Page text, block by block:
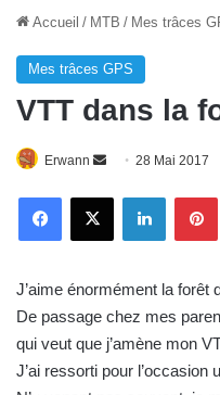
Accueil / MTB / Mes trâces
Mes trâces GPS
VTT dans la
Erwann
o
e
r
u
n
28 Mai 2017
J’aime énormément la forêt
De passage chez mes
qui veut que j’amène mon
J’ai ressorti pour l’occasion